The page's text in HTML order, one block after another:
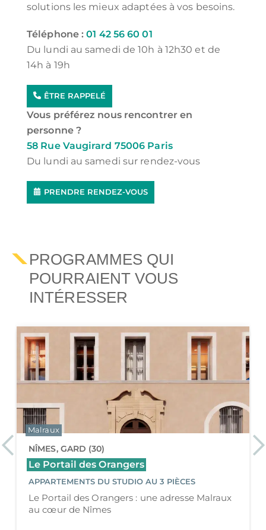
solutions les mieux adaptées à vos besoins.
Téléphone :01 42 56 60 01
Du lundi au samedi de 10h à 12h30 et de
14h à 19h
ÊTRE RAPPELÉ
Vous préférez nous rencontrer en
personne ?
58 Rue Vaugirard 75006 Paris
Du lundi au samedi sur rendez-vous
PRENDRE RENDEZ-VOUS
PROGRAMMES QUI
POURRAIENT VOUS
INTÉRESSER
PreviousNÎMES, GARD (30)
31 Bât d’Argent
APPARTEMENTS DU STUDIO AU 2 PIÈCES
31 Bât d’Argent : réhabilitation Malraux au
cœur historique de Nîmes
Malraux